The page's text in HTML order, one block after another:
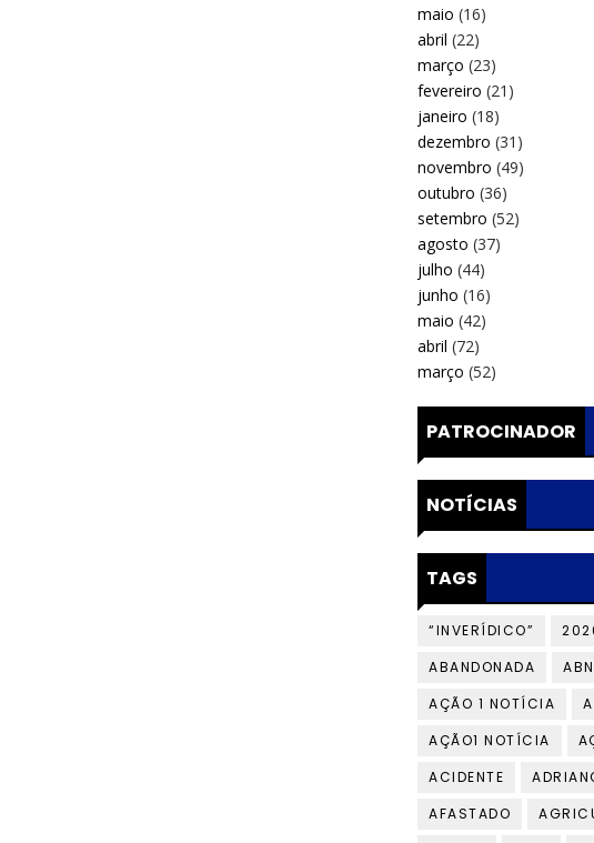
maio (16)
abril (22)
março (23)
fevereiro (21)
janeiro (18)
dezembro (31)
novembro (49)
outubro (36)
setembro (52)
agosto (37)
julho (44)
junho (16)
maio (42)
abril (72)
março (52)
PATROCINADOR
NOTÍCIAS
TAGS
“INVERÍDICO”
ABANDONADA
AÇÃO 1 NOTÍCIA
AÇÃO1 NOTÍCIA
ACIDENTE
AFASTADO